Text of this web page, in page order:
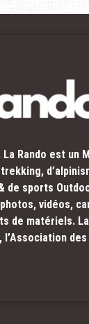
La Rando est un
de sports
vidéos,
de matériels. La
, l’Association